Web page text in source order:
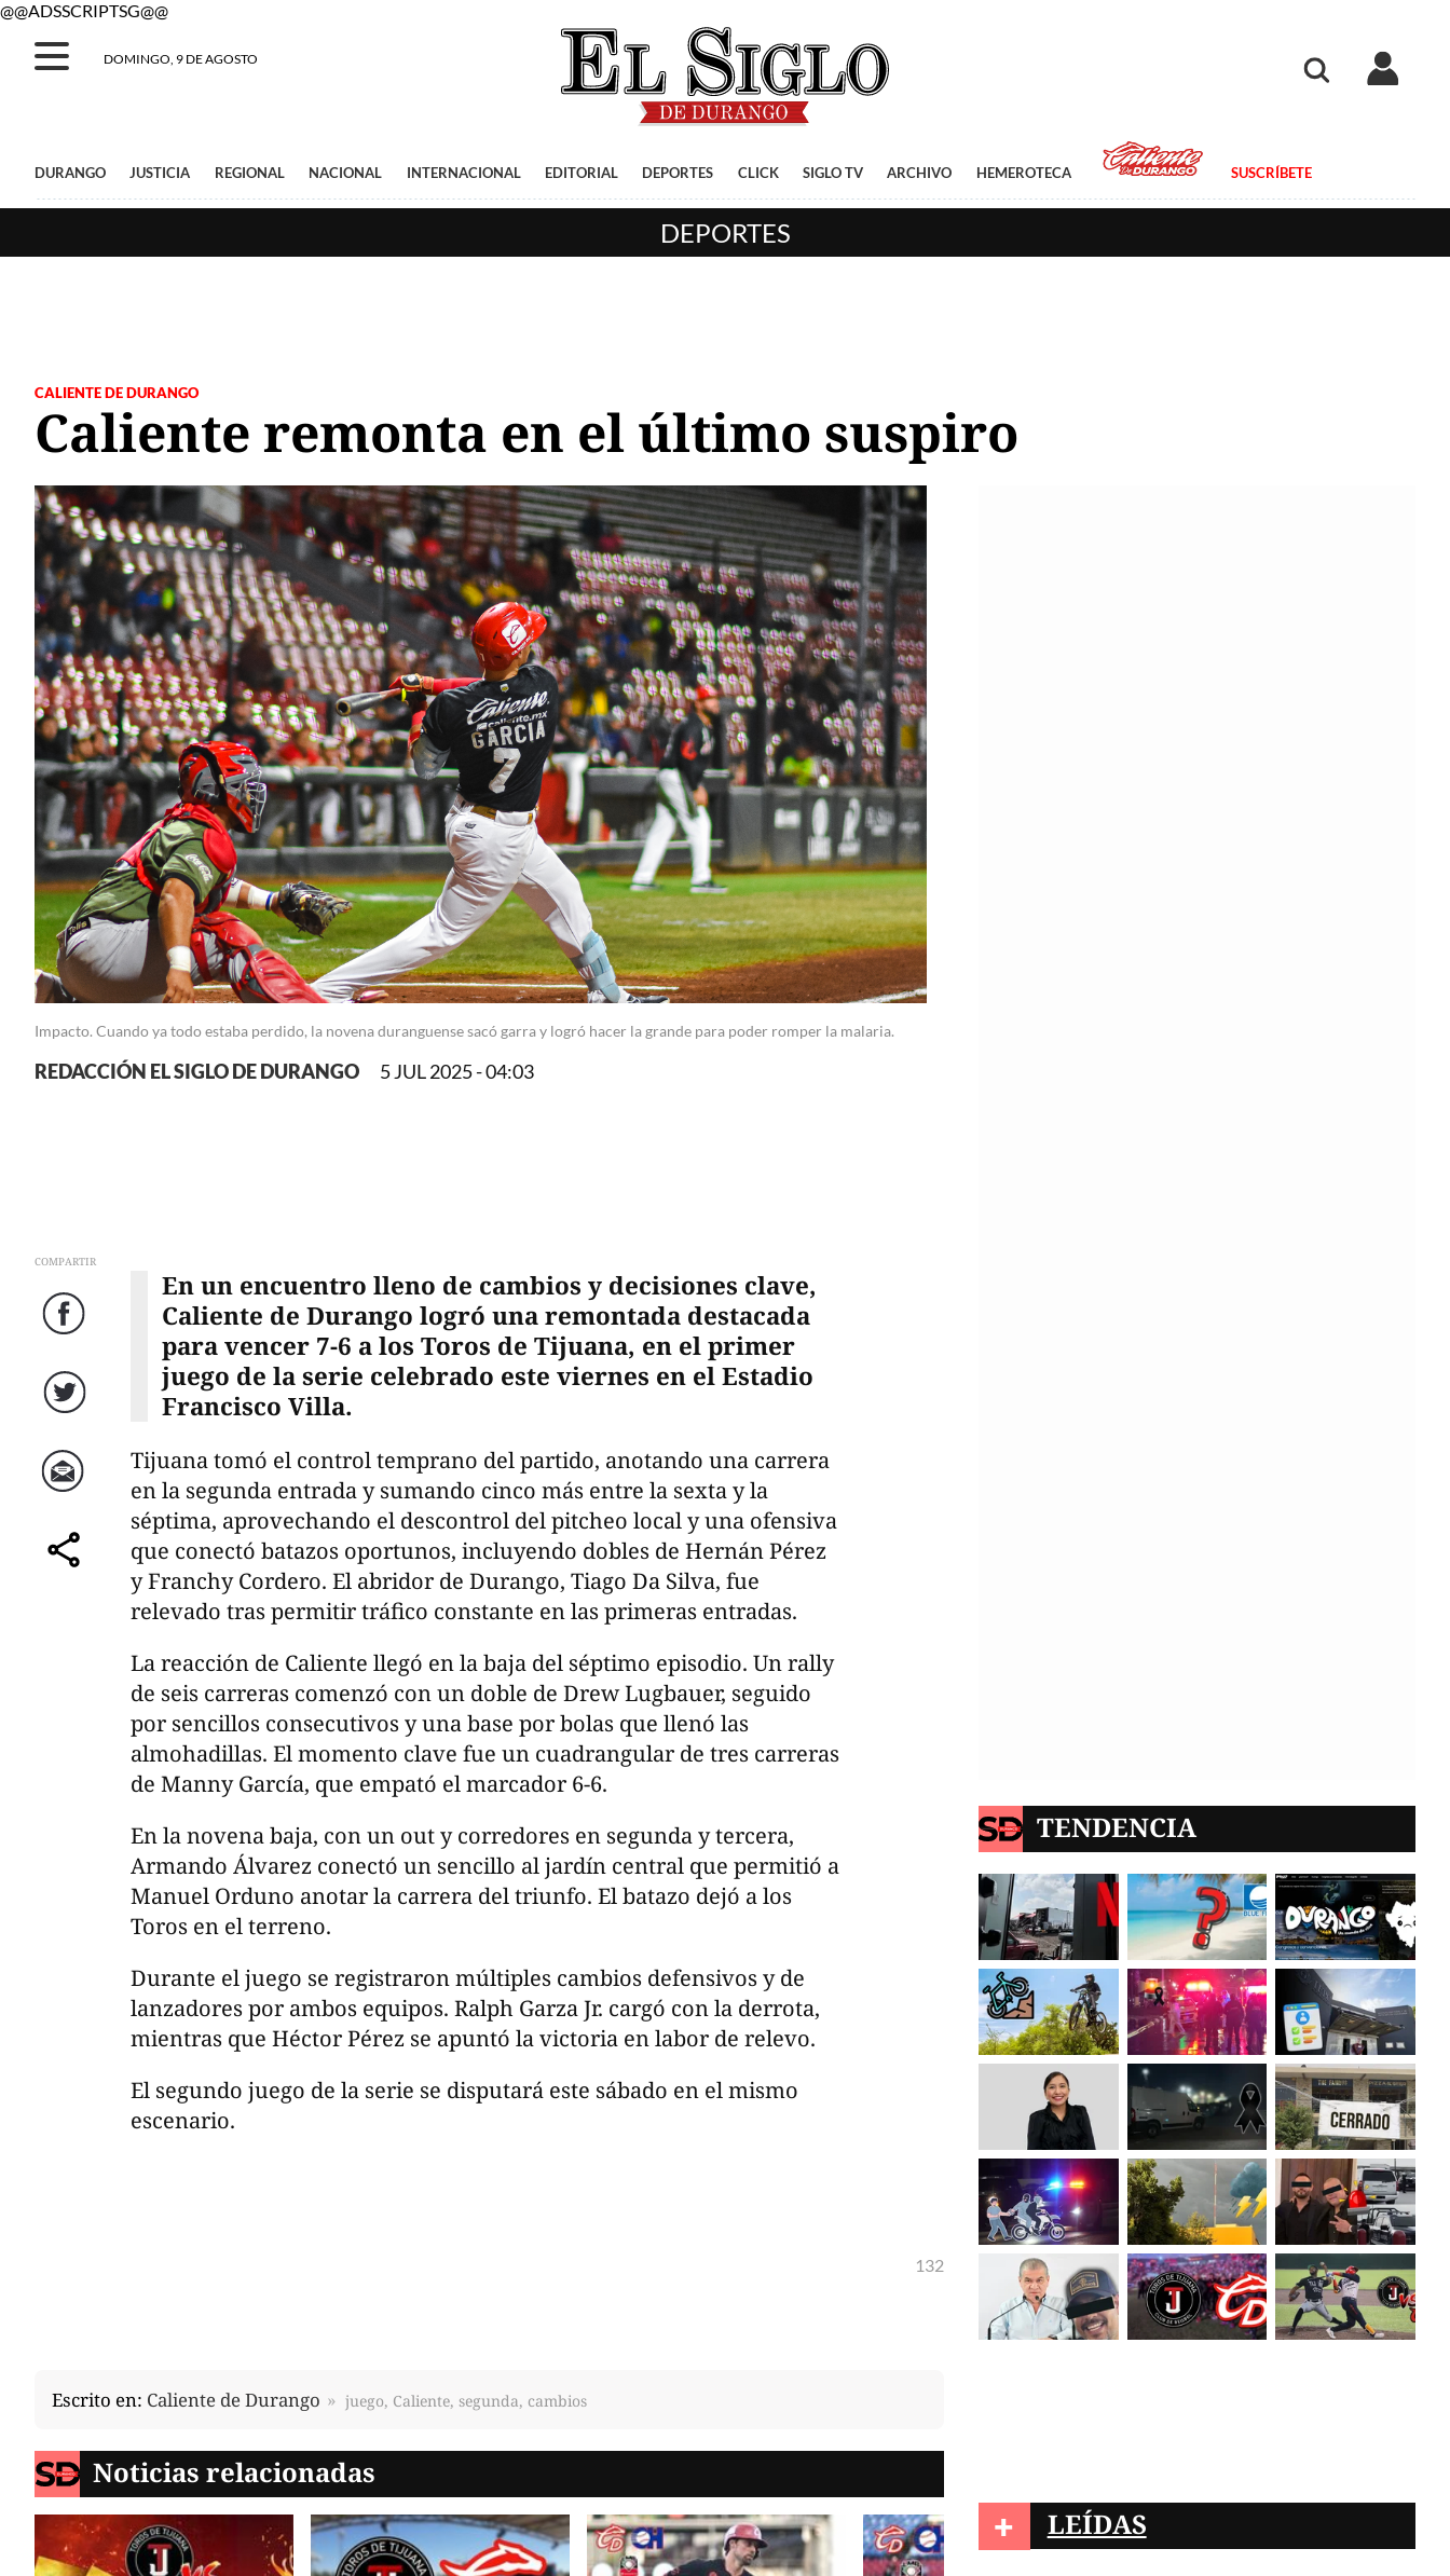
@@ADSSCRIPTSG@@
DOMINGO, 9 DE AGOSTO
DURANGO JUSTICIA REGIONAL NACIONAL INTERNACIONAL EDITORIAL DEPORTES CLICK SIGLO TV ARCHIVO HEMEROTECA SUSCRÍBETE
DEPORTES
CALIENTE DE DURANGO
Caliente remonta en el último suspiro
Impacto. Cuando ya todo estaba perdido, la novena duranguense sacó garra y logró hacer la grande para poder romper la malaria.
REDACCIÓN EL SIGLO DE DURANGO 5 JUL 2025 - 04:03
COMPARTIR
Facebook
Twitter
Correo
comparte
En un encuentro lleno de cambios y decisiones clave,
Caliente de Durango logró una remontada destacada
para vencer 7-6 a los Toros de Tijuana, en el primer
juego de la serie celebrado este viernes en el Estadio
Francisco Villa.
Tijuana tomó el control temprano del partido, anotando una carrera
en la segunda entrada y sumando cinco más entre la sexta y la
séptima, aprovechando el descontrol del pitcheo local y una ofensiva
que conectó batazos oportunos, incluyendo dobles de Hernán Pérez
y Franchy Cordero. El abridor de Durango, Tiago Da Silva, fue
relevado tras permitir tráfico constante en las primeras entradas.
La reacción de Caliente llegó en la baja del séptimo episodio. Un rally
de seis carreras comenzó con un doble de Drew Lugbauer, seguido
por sencillos consecutivos y una base por bolas que llenó las
almohadillas. El momento clave fue un cuadrangular de tres carreras
de Manny García, que empató el marcador 6-6.
En la novena baja, con un out y corredores en segunda y tercera,
Armando Álvarez conectó un sencillo al jardín central que permitió a
Manuel Orduno anotar la carrera del triunfo. El batazo dejó a los
Toros en el terreno.
Durante el juego se registraron múltiples cambios defensivos y de
lanzadores por ambos equipos. Ralph Garza Jr. cargó con la derrota,
mientras que Héctor Pérez se apuntó la victoria en labor de relevo.
El segundo juego de la serie se disputará este sábado en el mismo
escenario.
132
Escrito en: Caliente de Durango juego, Caliente, segunda, cambios
Noticias relacionadas
TENDENCIA
+ LEÍDAS